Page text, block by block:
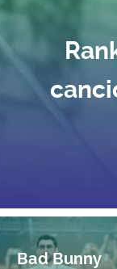
Bad Bunny